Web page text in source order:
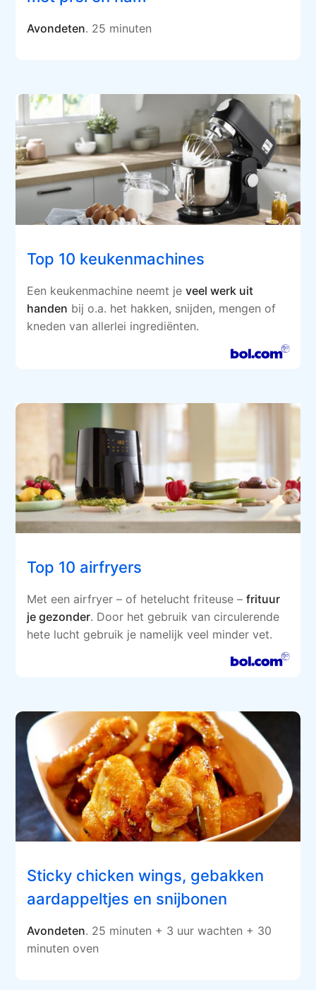
Avondeten. 25 minuten
Top 10 keukenmachines
Een keukenmachine neemt jeveel werk uit
handen bij o.a. het hakken, snijden, mengen of
kneden van allerlei ingrediënten.
Top 10 airfryers
Met een airfryer – of hetelucht friteuse –frituur
je gezonder. Door het gebruik van circulerende
hete lucht gebruik je namelijk veel minder vet.
Sticky chicken wings, gebakken
aardappeltjes en snijbonen
Avondeten. 25 minuten + 3 uur wachten + 30
minuten oven